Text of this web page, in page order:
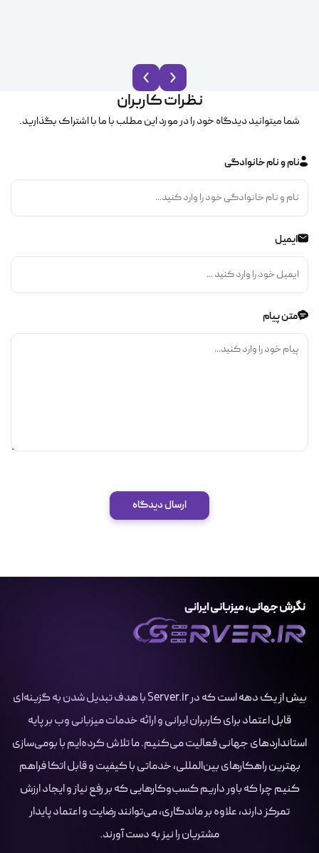
نظرات کاربران
شما میتوانید دیدگاه خود را در مورد این مطلب با ما با اشتراک بگذارید.
نام و نام خانوادگی
ایمیل
متن پیام
ارسال دیدگاه
بیش از یک دهه است که در Server.ir با هدف تبدیل شدن به گزینه‌ای
قابل اعتماد برای کاربران ایرانی و ارائه خدمات میزبانی وب بر پایه
استانداردهای جهانی فعالیت می‌کنیم. ما تلاش کرده‌ایم با بومی‌سازی
بهترین راهکارهای بین‌المللی، خدماتی با کیفیت و قابل اتکا فراهم
کنیم چرا که باور داریم کسب‌وکارهایی که بر رفع نیاز و ایجاد ارزش
تمرکز دارند، علاوه بر ماندگاری، می‌توانند رضایت و اعتماد پایدار
مشتریان را نیز به دست آورند.